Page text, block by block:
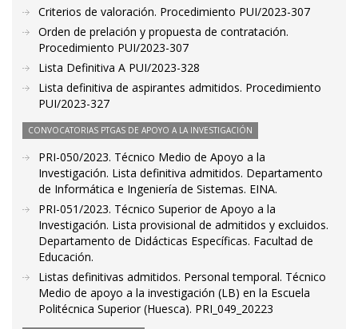
Criterios de valoración. Procedimiento PUI/2023-307
Orden de prelación y propuesta de contratación.
Procedimiento PUI/2023-307
Lista Definitiva A PUI/2023-328
Lista definitiva de aspirantes admitidos. Procedimiento
PUI/2023-327
CONVOCATORIAS PTGAS DE APOYO A LA INVESTIGACIÓN
PRI-050/2023. Técnico Medio de Apoyo a la
Investigación. Lista definitiva admitidos. Departamento
de Informática e Ingeniería de Sistemas. EINA.
PRI-051/2023. Técnico Superior de Apoyo a la
Investigación. Lista provisional de admitidos y excluidos.
Departamento de Didácticas Específicas. Facultad de
Educación.
Listas definitivas admitidos. Personal temporal. Técnico
Medio de apoyo a la investigación (LB) en la Escuela
Politécnica Superior (Huesca). PRI_049_20223